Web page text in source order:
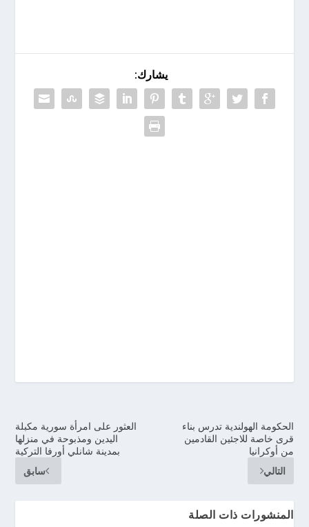
يشارك:
العثور على امرأة سورية مكبلة
اليدين ومذبوحة في منزلها
بمدينة شانلي أورفا التركية
سابق
الحكومة الهولندية تدرس بناء
قرى خاصة للاجئين القادمين
من أوكرانيا
التالي
المنشورات ذات الصلة